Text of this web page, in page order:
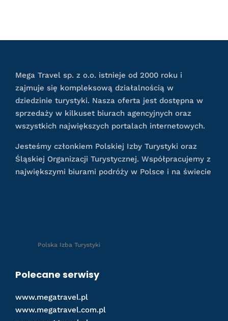
Mega Travel sp. z o.o. istnieje od 2000 roku i
zajmuje się kompleksową działalnością w
dziedzinie turystyki. Nasza oferta jest dostępna w
sprzedaży w kilkuset biurach agencyjnych oraz
wszystkich największych portalach internetowych.
Jesteśmy członkiem Polskiej Izby Turystyki oraz
Śląskiej Organizacji Turystycznej. Współpracujemy z
największymi biurami podróży w Polsce i na świecie
Polska Izba Turystyki
Polecane serwisy
www.megatravel.pl
www.megatravel.com.pl